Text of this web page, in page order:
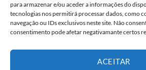
para armazenar e/ou aceder a informações do
tecnologias nos permitirá processar dados, como
navegação ou IDs exclusivos neste site. Não
consentimento pode afetar negativamante certos
ACEITAR